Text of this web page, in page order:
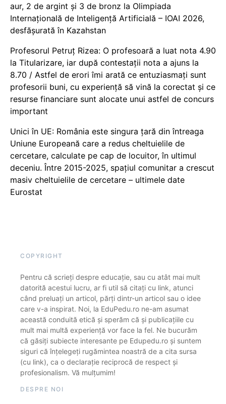
aur, 2 de argint și 3 de bronz la Olimpiada
Internațională de Inteligență Artificială – IOAI 2026,
desfășurată în Kazahstan
Profesorul Petruț Rizea: O profesoară a luat nota 4.90
la Titularizare, iar după contestații nota a ajuns la
8.70 / Astfel de erori îmi arată ce entuziasmați sunt
profesorii buni, cu experiență să vină la corectat și ce
resurse financiare sunt alocate unui astfel de concurs
important
Unici în UE: România este singura țară din întreaga
Uniune Europeană care a redus cheltuielile de
cercetare, calculate pe cap de locuitor, în ultimul
deceniu. Între 2015-2025, spațiul comunitar a crescut
masiv cheltuielile de cercetare – ultimele date
Eurostat
COPYRIGHT
Pentru că scrieți despre educație, sau cu atât mai mult
datorită acestui lucru, ar fi util să citați cu link, atunci
când preluați un articol, părți dintr-un articol sau o idee
care v-a inspirat. Noi, la EduPedu.ro ne-am asumat
această conduită etică și sperăm că și publicațiile cu
mult mai multă experiență vor face la fel. Ne bucurăm
că găsiți subiecte interesante pe Edupedu.ro și suntem
siguri că înțelegeți rugămintea noastră de a cita sursa
(cu link), ca o declarație reciprocă de respect și
profesionalism. Vă mulțumim!
DESPRE NOI